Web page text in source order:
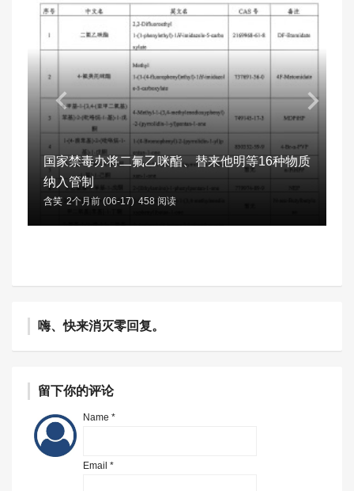
国家禁毒办将二氟乙咪酯、替来他明等16种物质
纳入管制
含笑 2个月前 (06-17) 458 阅读
嗨、快来消灭零回复。
留下你的评论
Name *
Email *